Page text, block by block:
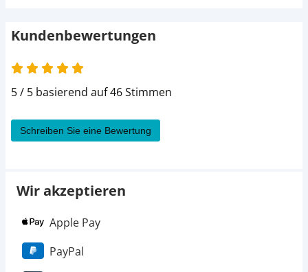
Kundenbewertungen
5 von 5
5 / 5 basierend auf 46 Stimmen
Schreiben Sie eine Bewertung
Wir akzeptieren
Apple Pay
PayPal